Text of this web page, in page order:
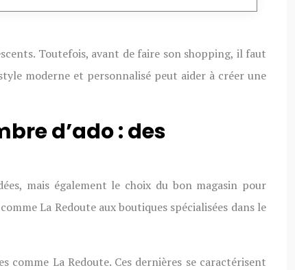
Toutefois, avant de faire son shopping, il faut
moderne et personnalisé peut aider à créer une
d’ado : des
mais également le choix du bon magasin pour
La Redoute aux boutiques spécialisées dans le
comme La Redoute. Ces dernières se caractérisent